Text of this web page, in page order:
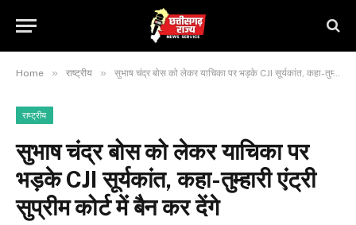
Home » राष्ट्रीय » सुभाष चंद्र बोस को लेकर याचिका पर भड़के CJI सूर्यकांत, कहा-तुम्हारी एंट्री सुप्रीम कोर्ट में बैन कर देंगे
राष्ट्रीय
सुभाष चंद्र बोस को लेकर याचिका पर
भड़के CJI सूर्यकांत, कहा-तुम्हारी एंट्री
सुप्रीम कोर्ट में बैन कर देंगे